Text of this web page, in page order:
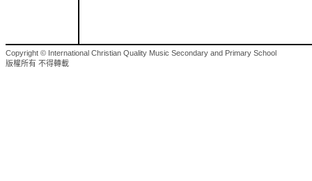
Copyright © International Christian Quality Music Secondary and Primary School
版權所有 不得轉載